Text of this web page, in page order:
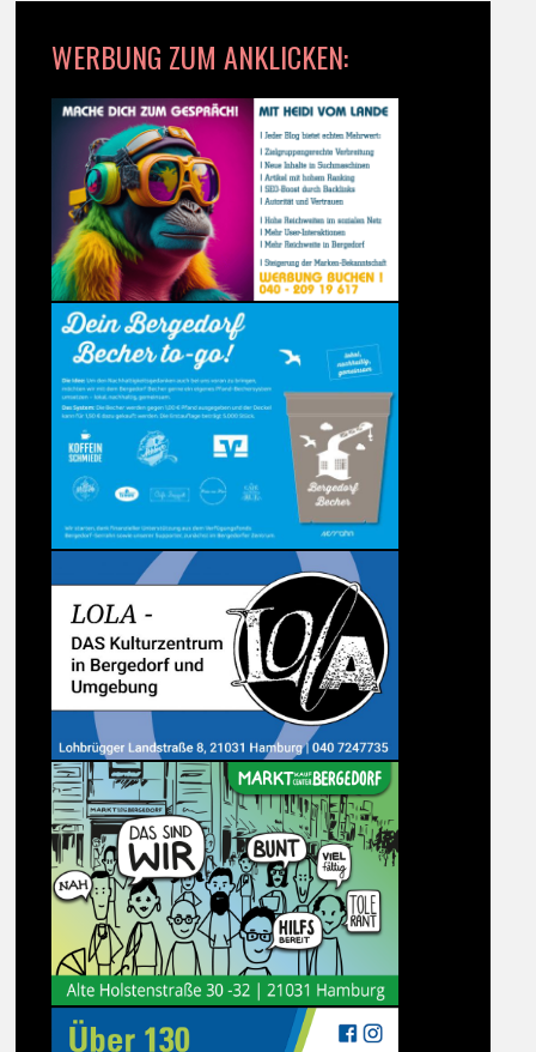
WERBUNG ZUM ANKLICKEN: